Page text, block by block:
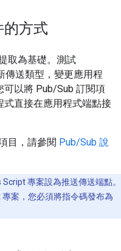
方式
取為基礎。測試
傳送類型，變更應用程
以將 Pub/Sub 訂閱項
式直接在應用程式端點接
目，請參閱 Pub/Sub 說
專案設為推送傳送端點。
案，您必須將指令碼發布為